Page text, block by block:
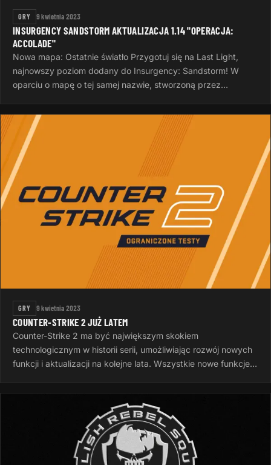
GRY 9 kwietnia 2023
INSURGENCY SANDSTORM AKTUALIZACJA 1.14 "OPERACJA:
ACCOLADE"
Nowa mapa: Ostatnie światło Przygotuj się na Last Light,
najnowszy poziom dodany do Insurgency: Sandstorm! W
oparciu o mapę o tej samej nazwie, stworzoną przez
GRY 9 kwietnia 2023
COUNTER-STRIKE 2 JUŻ LATEM
Counter-Strike 2 ma być największym skokiem
technologicznym w historii serii, umożliwiając rozwój nowych
funkcji i aktualizacji na kolejne lata. Wszystkie nowe funkcje